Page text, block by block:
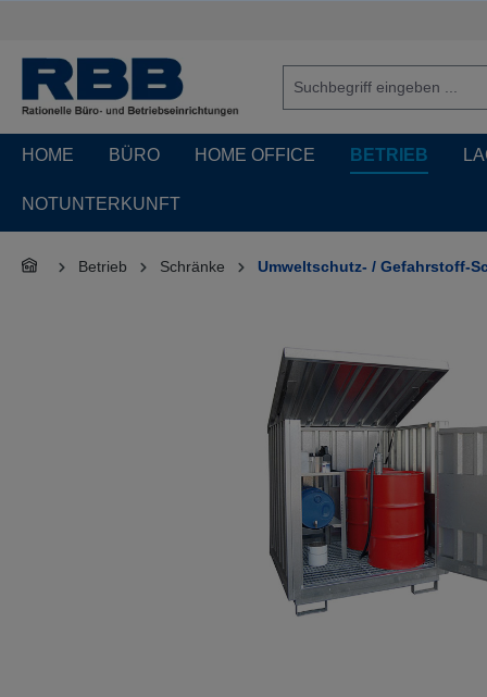
HOME BÜRO HOME OFFICE BETRIEB
NOTUNTERKUNFT
Betrieb Schränke Umweltschutz- / Gefahrstoff-